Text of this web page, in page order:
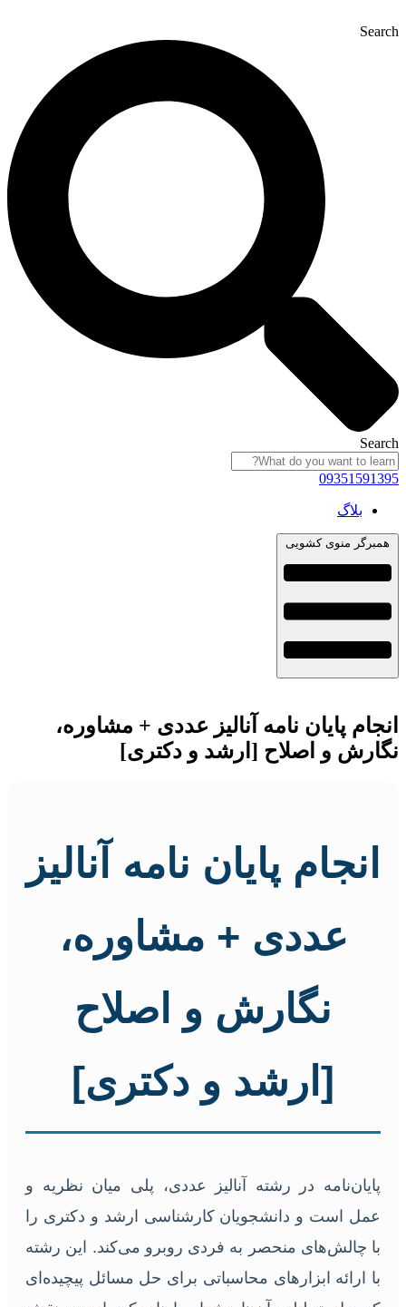
Search
Search
09351591395
بلاگ
همبرگر منوی کشویی
انجام پایان نامه آنالیز عددی + مشاوره،
نگارش و اصلاح [ارشد و دکتری]
انجام پایان نامه آنالیز
عددی + مشاوره،
نگارش و اصلاح
[ارشد و دکتری]
پایان‌نامه در رشته آنالیز عددی، پلی میان نظریه و
عمل است و دانشجویان کارشناسی ارشد و دکتری را
با چالش‌های منحصر به فردی روبرو می‌کند. این رشته
با ارائه ابزارهای محاسباتی برای حل مسائل پیچیده‌ای